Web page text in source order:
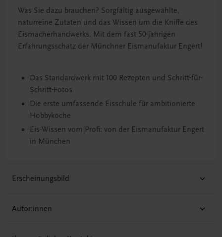
Was Sie dazu brauchen? Sorgfältig ausgewählte,
naturreine Zutaten und das Wissen um die Kniffe des
Eismacherhandwerks. Mit dem fast 50-jährigen
Erfahrungsschatz der Münchner Eismanufaktur Engert!
Das Standardwerk mit 100 Rezepten und Schritt-für-
Schritt-Fotos
Die erste umfassende Eisschule für ambitionierte
Hobbyköche
Eis-Wissen vom Profi: von der Eismanufaktur Engert
in München
Erscheinungsbild
Autor:innen